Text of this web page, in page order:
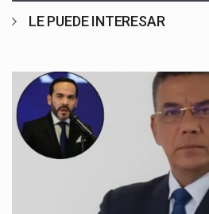
LE PUEDE INTERESAR